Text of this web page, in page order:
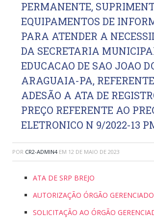
PERMANENTE,
EQUIPAMENTOS DE
PARA ATENDER A
DA SECRETARIA
EDUCACAO DE SAO JOAO
ARAGUAIA-PA,
ADESÃO A ATA DE
PREÇO REFERENTE AO
ELETRONICO N 9/2022-13
POR CR2-ADMIN4 EM 12 DE MAIO DE 2023
ATA DE SRP BREJO
AUTORIZAÇÃO ÓRGÃO
SOLICITAÇÃO AO ÓRGÃO